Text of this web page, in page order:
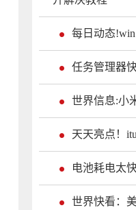
每日动态
任务管理器
世界信息:小
天天亮点！
电池耗电太
世界快看：